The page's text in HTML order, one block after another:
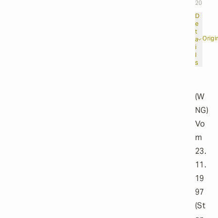
20
D
e
t
a
i
l
s
(W
NG)
Vo
m
23.
11.
19
97
(St